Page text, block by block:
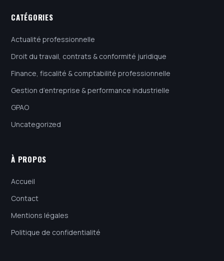
CATÉGORIES
Actualité professionnelle
Droit du travail, contrats & conformité juridique
Finance, fiscalité & comptabilité professionnelle
Gestion d’entreprise & performance industrielle
GPAO
Uncategorized
À PROPOS
Accueil
Contact
Mentions légales
Politique de confidentialité